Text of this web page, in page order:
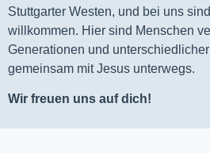
Stuttgarter Westen, und bei uns
willkommen. Hier sind Menschen
Generationen und
gemeinsam mit Jesus unterwegs.
Wir freuen uns auf dich!